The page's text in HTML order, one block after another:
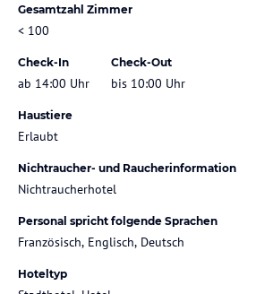
Gesamtzahl Zimmer
< 100
Check-In
ab 14:00 Uhr
Check-Out
bis 10:00 Uhr
Haustiere
Erlaubt
Nichtraucher- und Raucherinformation
Nichtraucherhotel
Personal spricht folgende Sprachen
Französisch, Englisch, Deutsch
Hoteltyp